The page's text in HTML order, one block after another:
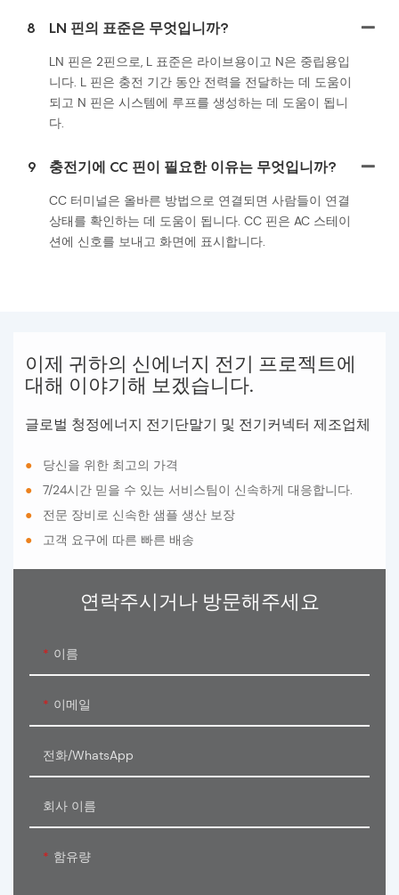
8 LN 핀의 표준은 무엇입니까?
LN 핀은 2핀으로, L 표준은 라이브용이고 N은 중립용입
니다. L 핀은 충전 기간 동안 전력을 전달하는 데 도움이
되고 N 핀은 시스템에 루프를 생성하는 데 도움이 됩니
다.
9 충전기에 CC 핀이 필요한 이유는 무엇입니까?
CC 터미널은 올바른 방법으로 연결되면 사람들이 연결
상태를 확인하는 데 도움이 됩니다. CC 핀은 AC 스테이
션에 신호를 보내고 화면에 표시합니다.
이제 귀하의 신에너지 전기 프로젝트에
대해 이야기해 보겠습니다.
글로벌 청정에너지 전기단말기 및 전기커넥터 제조업체
●
당신을 위한 최고의 가격
●
7/24시간 믿을 수 있는 서비스팀이 신속하게 대응합니다.
●
전문 장비로 신속한 샘플 생산 보장
●
고객 요구에 따른 빠른 배송
연락주시거나 방문해주세요
이름
이메일
전화/WhatsApp
회사 이름
함유량